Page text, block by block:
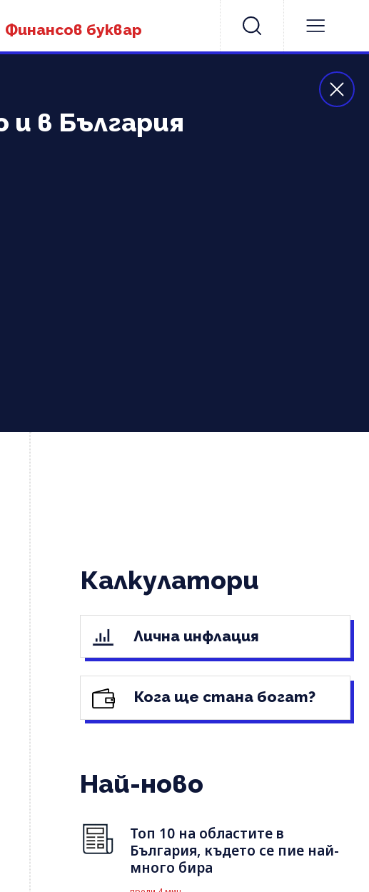
Финансов буквар
и в България
Калкулатори
Лична инфлация
Кога ще стана богат?
Най-ново
Топ 10 на областите в
България, където се пие най-
много бира